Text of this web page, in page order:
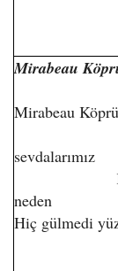
Mirabeau
Mirabeau
sevdalarımız
Kısmete
neden
Hiç gülmedi